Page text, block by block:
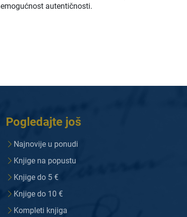
autentičnosti.
Pogledajte još
Najnovije u ponudi
Knjige na popustu
Knjige do 5 €
Knjige do 10 €
Kompleti knjiga